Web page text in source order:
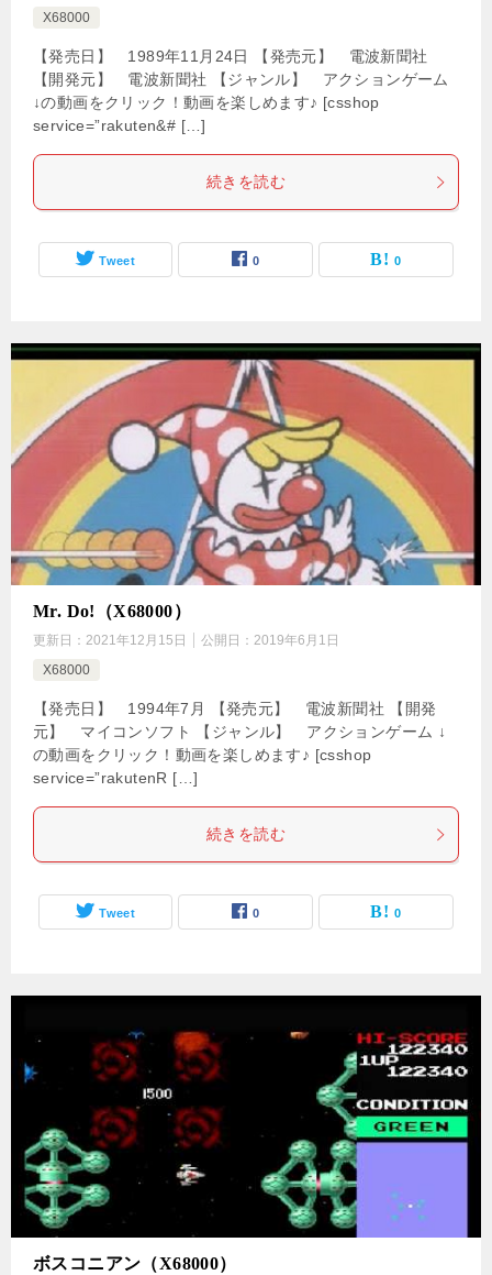
X68000
【発売日】 1989年11月24日 【発売元】 電波新聞社
【開発元】 電波新聞社 【ジャンル】 アクションゲーム
↓の動画をクリック！動画を楽しめます♪ [csshop
service=”rakuten&# […]
続きを読む
Tweet 0 0
Mr. Do!（X68000）
更新日： 2021年12月15日 公開日： 2019年6月1日
X68000
【発売日】 1994年7月 【発売元】 電波新聞社 【開発
元】 マイコンソフト 【ジャンル】 アクションゲーム ↓
の動画をクリック！動画を楽しめます♪ [csshop
service=”rakutenR […]
続きを読む
Tweet 0 0
ボスコニアン（X68000）